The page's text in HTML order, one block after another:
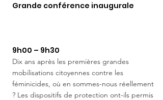
Grande conférence inaugurale
9h00 – 9h30
Dix ans après les premières grandes
mobilisations citoyennes contre les
féminicides, où en sommes-nous réellement
? Les dispositifs de protection ont-ils permis